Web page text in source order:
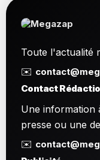
Toute l'actualité
✉️
Contact
Une information
presse ou une
✉️